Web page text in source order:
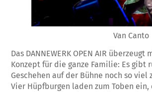
Van Canto
Das DANNEWERK OPEN AIR überzeugt
Konzept für die ganze Familie: Es gibt
Geschehen auf der Bühne noch so viel
Vier Hüpfburgen laden zum Toben